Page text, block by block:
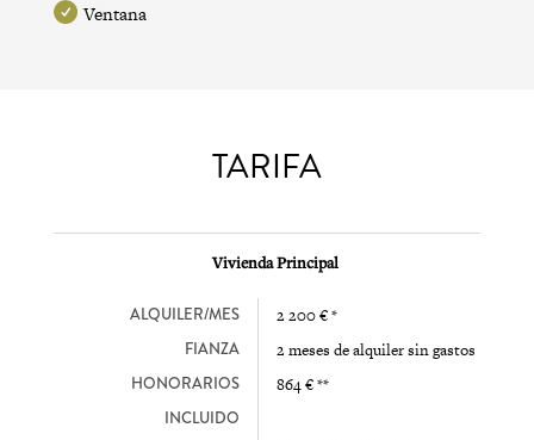
Ventana
TARIFA
Vivienda Principal
ALQUILER/MES 2 200 € *
FIANZA 2 meses de alquiler sin gastos
HONORARIOS 864 € **
INCLUIDO